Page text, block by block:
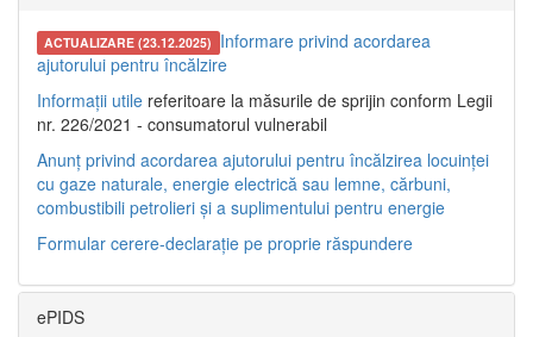
ACTUALIZARE (23.12.2025) Informare privind acordarea
ajutorului pentru încălzire
Informații utile referitoare la măsurile de sprijin conform Legii
nr. 226/2021 - consumatorul vulnerabil
Anunț privind acordarea ajutorului pentru încălzirea locuinței
cu gaze naturale, energie electrică sau lemne, cărbuni,
combustibili petrolieri și a suplimentului pentru energie
Formular cerere-declarație pe proprie răspundere
ePIDS